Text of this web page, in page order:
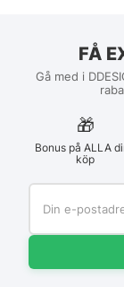
FÅ
Gå med i
🎁
Bonus på ALLA
köp